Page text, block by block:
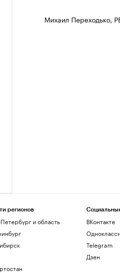
Михаил Переходько,
регионов
и область
ВКонтакте
Telegram
Дзен